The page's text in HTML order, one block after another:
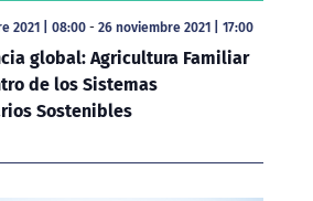
2021 | 08:00- 26 noviembre 2021 | 17:00
global: Agricultura Familiar
de los Sistemas
Sostenibles